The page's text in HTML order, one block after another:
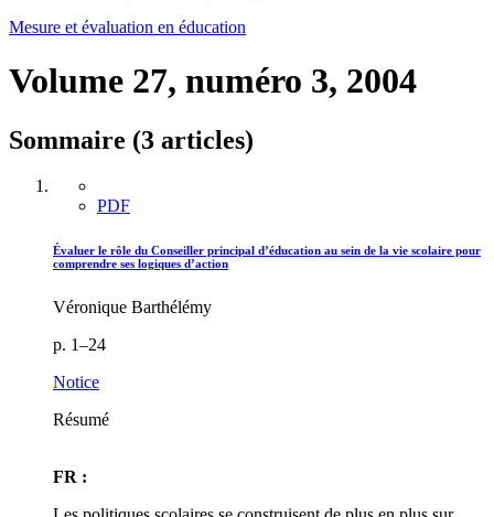
Mesure et évaluation en éducation
Volume 27, numéro 3, 2004
Sommaire (3 articles)
PDF
Évaluer le rôle du Conseiller principal d’éducation au sein de la vie scolaire pour
comprendre ses logiques d’action
Véronique Barthélémy
p. 1–24
Notice
Résumé
FR :